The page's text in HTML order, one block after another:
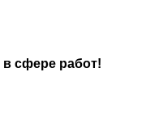
сфере работ!